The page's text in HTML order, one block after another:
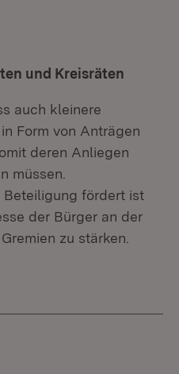
und Kreisräten
auch kleinere
Form von Anträgen
deren Anliegen
müssen.
fördert ist
der Bürger an der
zu stärken.